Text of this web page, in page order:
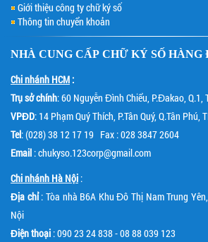
Giới thiệu công ty chữ ký số
Thông tin chuyển khoản
NHÀ CUNG CẤP CHỮ KÝ SỐ HÀNG
Chi nhánh HCM :
Trụ sở chính: 60 Nguyễn Đình Chiểu, P.Đakao, Q.1,
VPĐD: 14 Phạm Quý Thích, P.Tân Quý, Q.Tân Phú,
Tel: (028) 38 12 17 19 Fax : 028 3847 2604
Email : chukyso.123corp@gmail.com
Chi nhánh Hà Nội :
Địa chỉ: Tòa nhà B6A Khu Đô Thị Nam Trung Yên,
Nội
Điện thoại : 090 23 24 838 - 08 88 039 123